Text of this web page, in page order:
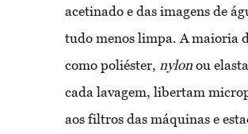
acetinado e das imagens de
tudo menos limpa. A maioria
como poliéster, nylon ou
cada lavagem, libertam
aos filtros das máquinas e